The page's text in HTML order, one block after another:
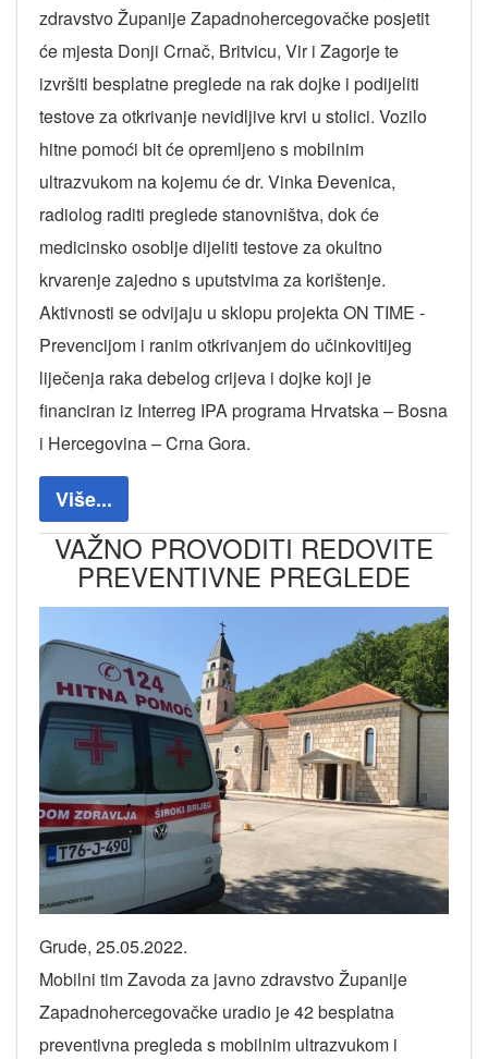
zdravstvo Županije Zapadnohercegovačke posjetit
će mjesta Donji Crnač, Britvicu, Vir i Zagorje te
izvršiti besplatne preglede na rak dojke i podijeliti
testove za otkrivanje nevidljive krvi u stolici. Vozilo
hitne pomoći bit će opremljeno s mobilnim
ultrazvukom na kojemu će dr. Vinka Đevenica,
radiolog raditi preglede stanovništva, dok će
medicinsko osoblje dijeliti testove za okultno
krvarenje zajedno s uputstvima za korištenje.
Aktivnosti se odvijaju u sklopu projekta ON TIME -
Prevencijom i ranim otkrivanjem do učinkovitijeg
liječenja raka debelog crijeva i dojke koji je
financiran iz Interreg IPA programa Hrvatska – Bosna
i Hercegovina – Crna Gora.
Više...
VAŽNO PROVODITI REDOVITE
PREVENTIVNE PREGLEDE
Grude, 25.05.2022.
Mobilni tim Zavoda za javno zdravstvo Županije
Zapadnohercegovačke uradio je 42 besplatna
preventivna pregleda s mobilnim ultrazvukom i